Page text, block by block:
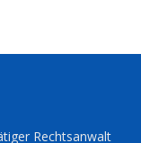
Rechtsanwalt